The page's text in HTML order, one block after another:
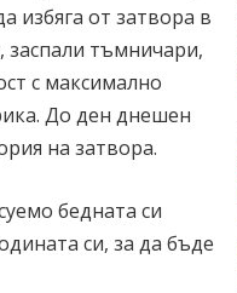
избяга от затвора в
заспали тъмничари,
с максимално
До ден днешен
на затвора.
бедната си
си, за да бъде